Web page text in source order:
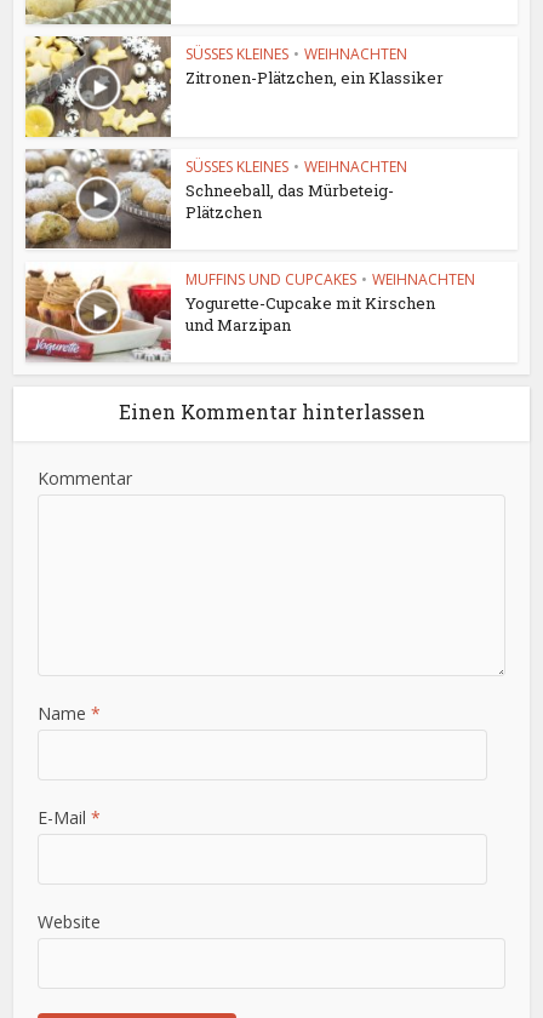
SÜSSES KLEINES • WEIHNACHTEN
Zitronen-Plätzchen, ein Klassiker
SÜSSES KLEINES • WEIHNACHTEN
Schneeball, das Mürbeteig-
Plätzchen
MUFFINS UND CUPCAKES • WEIHNACHTEN
Yogurette-Cupcake mit Kirschen
und Marzipan
Einen Kommentar hinterlassen
Kommentar
Name*
E-Mail*
Website